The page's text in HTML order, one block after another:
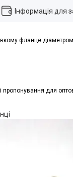
Інформація для
фланце діаметром
пропонування для